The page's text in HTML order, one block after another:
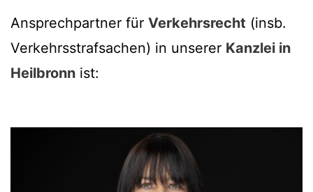
Ansprechpartner für Verkehrsrecht (insb.
Verkehrsstrafsachen) in unserer Kanzlei in
Heilbronn ist: